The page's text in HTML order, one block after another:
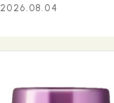
2026.08.04